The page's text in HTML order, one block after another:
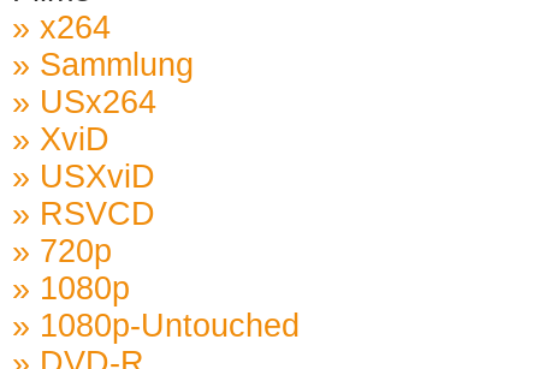
» x264
» Sammlung
» USx264
» XviD
» USXviD
» RSVCD
» 720p
» 1080p
» 1080p-Untouched